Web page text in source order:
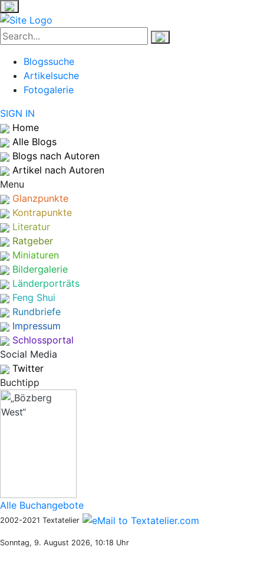
Blogssuche
Artikelsuche
Fotogalerie
SIGN IN
Home
Alle Blogs
Blogs nach Autoren
Artikel nach Autoren
Menu
Glanzpunkte
Kontrapunkte
Literatur
Ratgeber
Miniaturen
Bildergalerie
Länderporträts
Feng Shui
Rundbriefe
Impressum
Schlossportal
Social Media
Twitter
Buchtipp
Alle Buchangebote
2002-2021 Textatelier
Sonntag, 9. August 2026, 10:18 Uhr